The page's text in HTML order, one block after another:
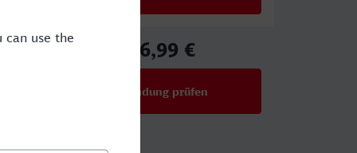
36,99 €
Verbindung prüfen